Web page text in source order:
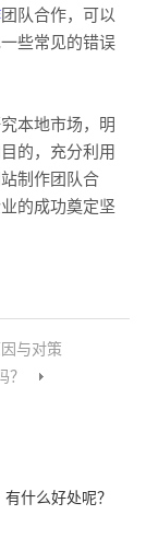
团队合作，可以
些常见的错误
本地市场，明
的，充分利用
制作团队合
的成功奠定坚
与对策
什么好处呢？